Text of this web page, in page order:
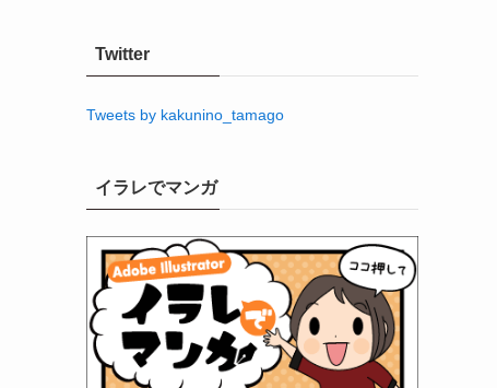
ブTwitter
Tweets by kakunino_tamago
イラレでマンガ